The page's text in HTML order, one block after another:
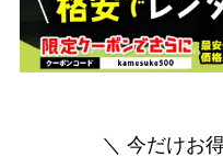
＼ 今だけお